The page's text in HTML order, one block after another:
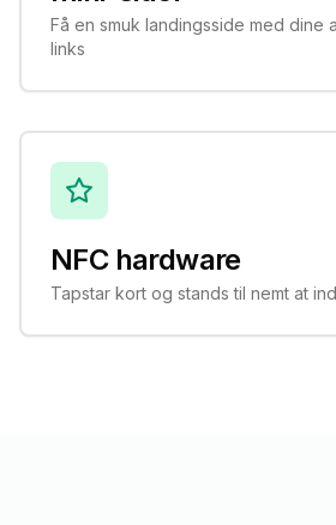
Få en smuk landingsside med dine
links
NFC hardware
Tapstar kort og stands til nemt at